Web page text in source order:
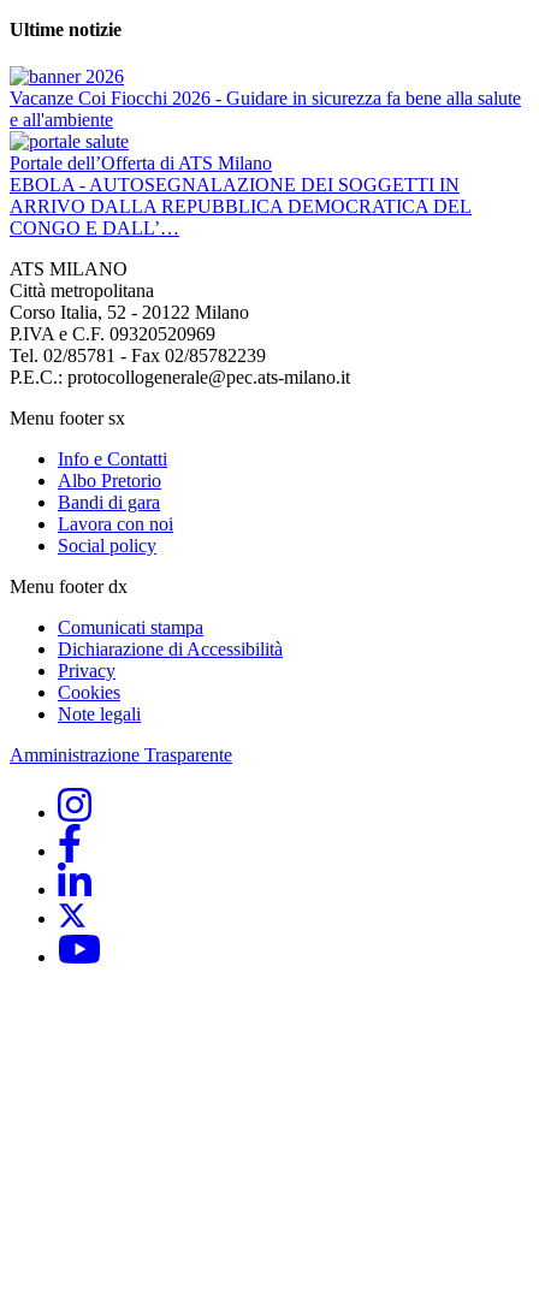
Ultime notizie
Vacanze Coi Fiocchi 2026 - Guidare in sicurezza fa bene alla salute
e all'ambiente
Portale dell’Offerta di ATS Milano
EBOLA - AUTOSEGNALAZIONE DEI SOGGETTI IN
ARRIVO DALLA REPUBBLICA DEMOCRATICA DEL
CONGO E DALL’…
ATS MILANO
Città metropolitana
Corso Italia, 52 - 20122 Milano
P.IVA e C.F. 09320520969
Tel. 02/85781 - Fax 02/85782239
P.E.C.: protocollogenerale@pec.ats-milano.it
Menu footer sx
Info e Contatti
Albo Pretorio
Bandi di gara
Lavora con noi
Social policy
Menu footer dx
Comunicati stampa
Dichiarazione di Accessibilità
Privacy
Cookies
Note legali
Amministrazione Trasparente